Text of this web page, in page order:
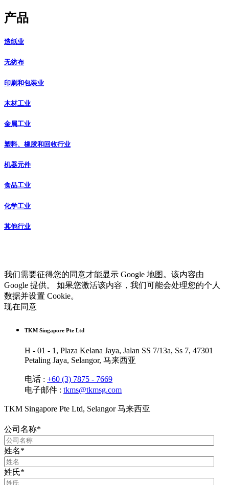
产品
造纸业
无纺布
印刷和包装业
木材工业
金属工业
塑料、橡胶和回收行业
机器元件
食品工业
化学工业
其他行业
我们需要征得您的同意才能显示 Google 地图。该内容由
Google 提供。 如果您激活该内容，我们可能会处理您的个人
数据并设置 Cookie。
现在同意
TKM Singapore Pte Ltd
H - 01 - 1, Plaza Kelana Jaya, Jalan SS 7/13a, Ss 7, 47301
Petaling Jaya, Selangor, 马来西亚
电话 : +60 (3) 7875 - 7669
电子邮件 : tkms@tkmsg.com
TKM Singapore Pte Ltd, Selangor 马来西亚
公司名称*
姓名*
姓氏*